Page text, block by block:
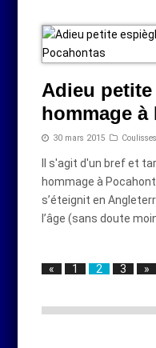
Adieu
hommage à
30 mars 2015
Il s'agit d'un bref et
hommage à
s’éteignit en
l’âge (sans doute
« 1 2 3 »